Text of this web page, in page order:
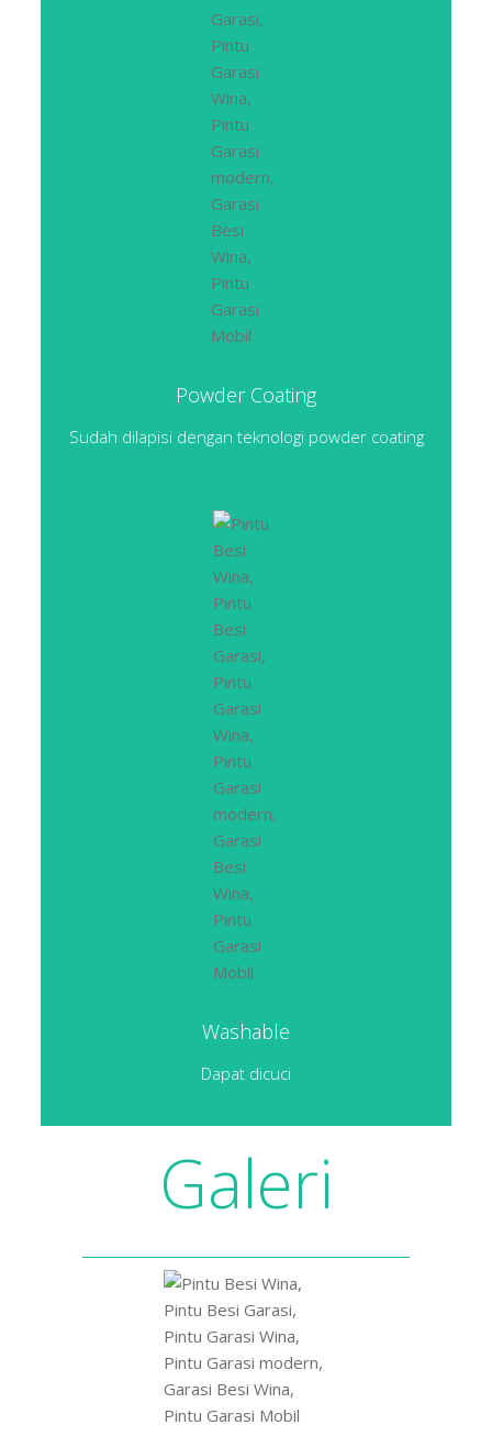
Powder Coating
Sudah dilapisi dengan teknologi powder coating
Washable
Dapat dicuci
Galeri